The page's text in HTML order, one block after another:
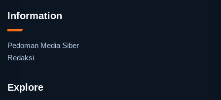
Information
Pedoman Media Siber
Redaksi
Explore